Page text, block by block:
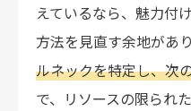
えているなら、魅力付
方法を見直す余地があり
ルネックを特定し、次
で、リソースの限られ